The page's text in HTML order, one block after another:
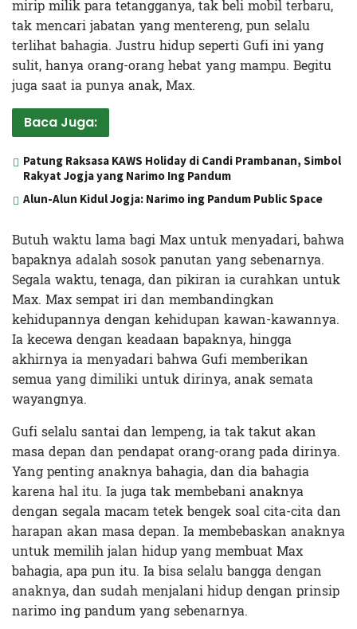
mirip milik para tetangganya, tak beli mobil terbaru,
tak mencari jabatan yang mentereng, pun selalu
terlihat bahagia. Justru hidup seperti Gufi ini yang
sulit, hanya orang-orang hebat yang mampu. Begitu
juga saat ia punya anak, Max.
Baca Juga:
Patung Raksasa KAWS Holiday di Candi Prambanan, Simbol
Rakyat Jogja yang Narimo Ing Pandum
Alun-Alun Kidul Jogja: Narimo ing Pandum Public Space
Butuh waktu lama bagi Max untuk menyadari, bahwa
bapaknya adalah sosok panutan yang sebenarnya.
Segala waktu, tenaga, dan pikiran ia curahkan untuk
Max. Max sempat iri dan membandingkan
kehidupannya dengan kehidupan kawan-kawannya.
Ia kecewa dengan keadaan bapaknya, hingga
akhirnya ia menyadari bahwa Gufi memberikan
semua yang dimiliki untuk dirinya, anak semata
wayangnya.
Gufi selalu santai dan lempeng, ia tak takut akan
masa depan dan pendapat orang-orang pada dirinya.
Yang penting anaknya bahagia, dan dia bahagia
karena hal itu. Ia juga tak membebani anaknya
dengan segala macam tetek bengek soal cita-cita dan
harapan akan masa depan. Ia membebaskan anaknya
untuk memilih jalan hidup yang membuat Max
bahagia, apa pun itu. Ia bisa selalu bangga dengan
anaknya, dan sudah menjalani hidup dengan prinsip
narimo ing pandum yang sebenarnya.